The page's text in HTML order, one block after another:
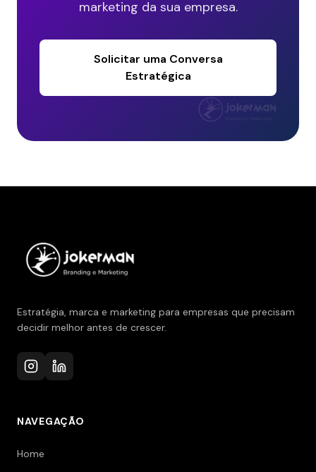
marketing da sua empresa.
Solicitar uma Conversa
Estratégica
Estratégia, marca e marketing para empresas que precisam
decidir melhor antes de crescer.
NAVEGAÇÃO
Home